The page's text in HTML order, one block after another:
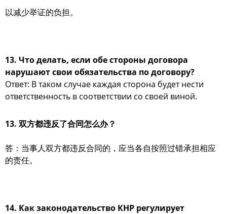
以减少举证的负担。
13. Что делать, если обе стороны договора
нарушают свои обязательства по договору?
Ответ: В таком случае каждая сторона будет нести
ответственность в соответствии со своей виной.
13. 双方都违反了合同怎么办？
答：当事人双方都违反合同的，应当各自按照过错承担相应
的责任。
14. Как законодательство КНР регулирует